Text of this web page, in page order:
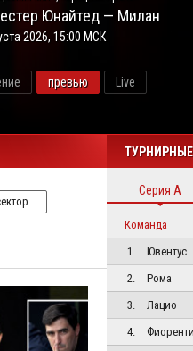
Юнайтед — Милан
2026, 15:00 МСК
превью Live
Серия А
Команда
1.
Ювентус
2.
Рома
3.
Лацио
4.